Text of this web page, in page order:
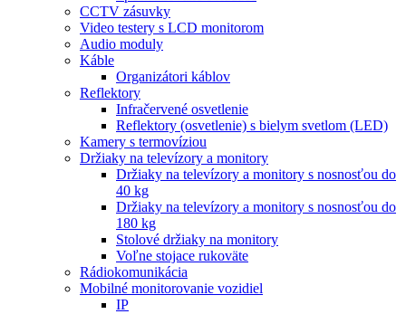
CCTV zásuvky
Video testery s LCD monitorom
Audio moduly
Káble
Organizátori káblov
Reflektory
Infračervené osvetlenie
Reflektory (osvetlenie) s bielym svetlom (LED)
Kamery s termovíziou
Držiaky na televízory a monitory
Držiaky na televízory a monitory s nosnosťou do
40 kg
Držiaky na televízory a monitory s nosnosťou do
180 kg
Stolové držiaky na monitory
Voľne stojace rukoväte
Rádiokomunikácia
Mobilné monitorovanie vozidiel
IP